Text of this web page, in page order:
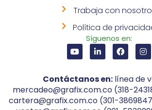
Trabaja con
Política de
Síguenos en:
Contáctanos en: línea de
mercadeo@grafix.com.co (318-
cartera@grafix.com.co (301-